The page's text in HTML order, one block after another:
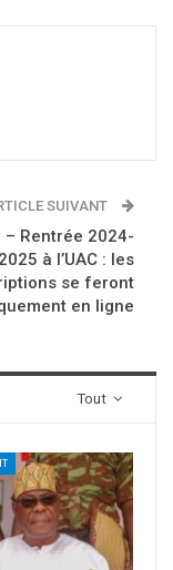
SUIVANT
– Rentrée 2024-
2025 à l’UAC : les
se feront
en ligne
Tout